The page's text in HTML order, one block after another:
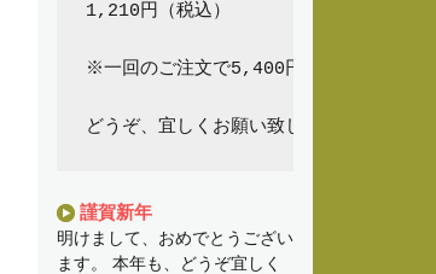
1,210円（税込）
※一回のご注文で5,400円以上（商品代金
謹賀新年
明けまして、おめでとうござい
ます。 本年も、どうぞ宜しく